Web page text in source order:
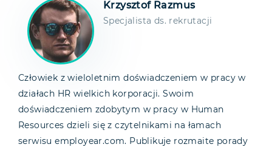
Krzysztof Razmus
Specjalista ds. rekrutacji
Człowiek z wieloletnim doświadczeniem w pracy w
działach HR wielkich korporacji. Swoim
doświadczeniem zdobytym w pracy w Human
Resources dzieli się z czytelnikami na łamach
serwisu employear.com. Publikuje rozmaite porady